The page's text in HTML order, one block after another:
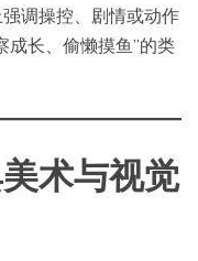
调操控、剧情或动作
成长、偷懒摸鱼”的类
美术与视觉